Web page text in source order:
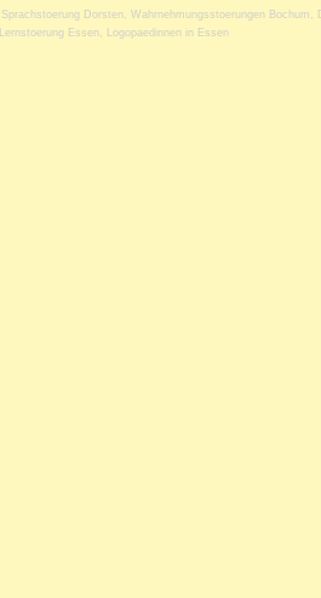
Sprachstoerung Dorsten , Wahrnehmungsstoerungen Bochum ,
Lernstoerung Essen , Logopaedinnen in Essen